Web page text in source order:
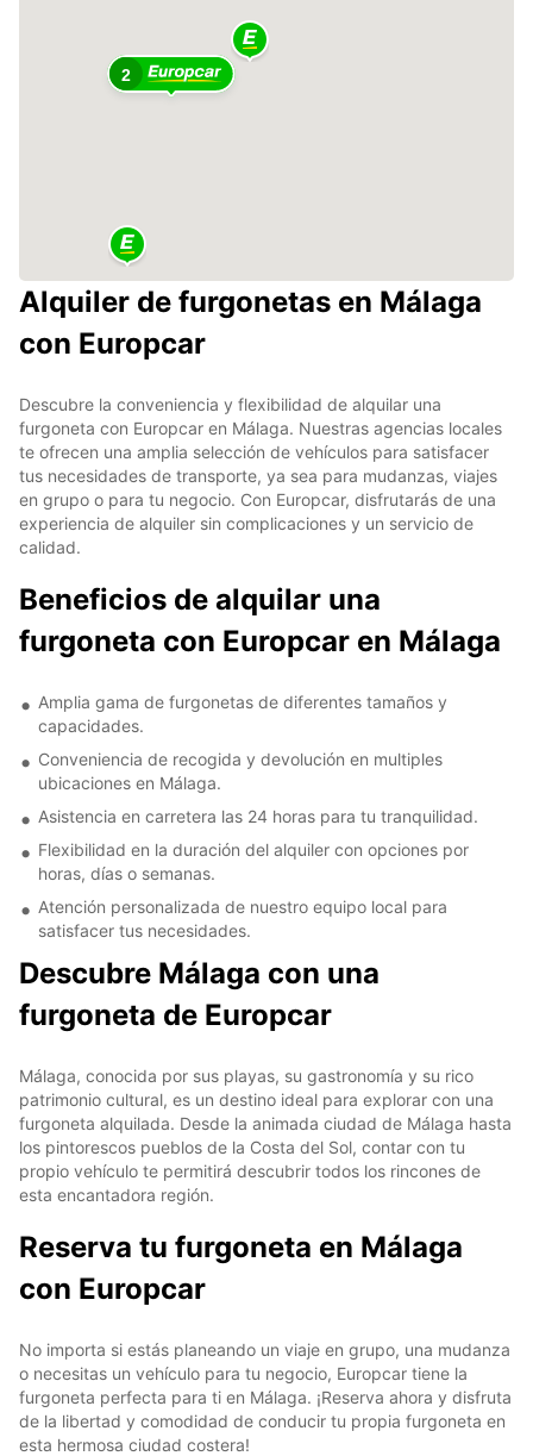
2
Alquiler de furgonetas en Málaga
con Europcar
Descubre la conveniencia y flexibilidad de alquilar una
furgoneta con Europcar en Málaga. Nuestras agencias locales
te ofrecen una amplia selección de vehículos para satisfacer
tus necesidades de transporte, ya sea para mudanzas, viajes
en grupo o para tu negocio. Con Europcar, disfrutarás de una
experiencia de alquiler sin complicaciones y un servicio de
calidad.
Beneficios de alquilar una
furgoneta con Europcar en Málaga
Amplia gama de furgonetas de diferentes tamaños y
capacidades.
Conveniencia de recogida y devolución en multiples
ubicaciones en Málaga.
Asistencia en carretera las 24 horas para tu tranquilidad.
Flexibilidad en la duración del alquiler con opciones por
horas, días o semanas.
Atención personalizada de nuestro equipo local para
satisfacer tus necesidades.
Descubre Málaga con una
furgoneta de Europcar
Málaga, conocida por sus playas, su gastronomía y su rico
patrimonio cultural, es un destino ideal para explorar con una
furgoneta alquilada. Desde la animada ciudad de Málaga hasta
los pintorescos pueblos de la Costa del Sol, contar con tu
propio vehículo te permitirá descubrir todos los rincones de
esta encantadora región.
Reserva tu furgoneta en Málaga
con Europcar
No importa si estás planeando un viaje en grupo, una mudanza
o necesitas un vehículo para tu negocio, Europcar tiene la
furgoneta perfecta para ti en Málaga. ¡Reserva ahora y disfruta
de la libertad y comodidad de conducir tu propia furgoneta en
esta hermosa ciudad costera!